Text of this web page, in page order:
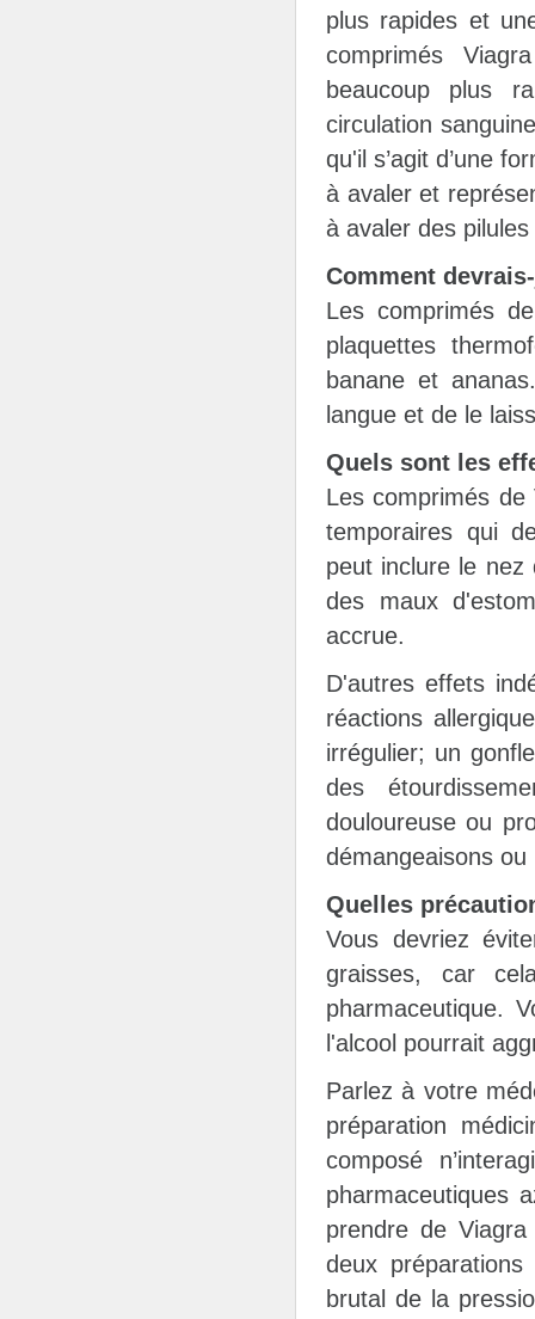
plus rapides et
comprimés
beaucoup plus
circulation
qu'il s’agit d’une
à avaler et
à avaler des
Comment
Les comprimés
plaquettes
banane et
langue et de le
Quels sont les
Les comprimés
temporaires qui
peut inclure le
des maux
accrue.
D'autres effets
réactions
irrégulier; un
des
douloureuse ou
démangeaisons
Quelles
Vous devriez
graisses, car
pharmaceutique.
l'alcool pourrait
Parlez à votre
préparation
composé
pharmaceutiques
prendre de
deux
brutal de la